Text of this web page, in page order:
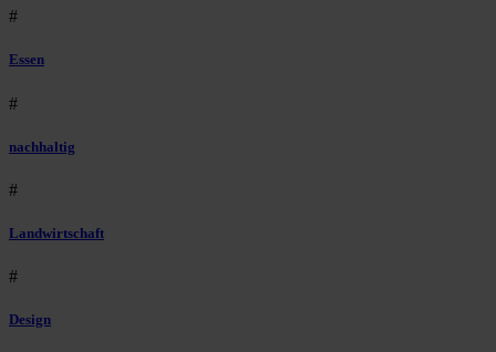
#
Essen
#
nachhaltig
#
Landwirtschaft
#
Design